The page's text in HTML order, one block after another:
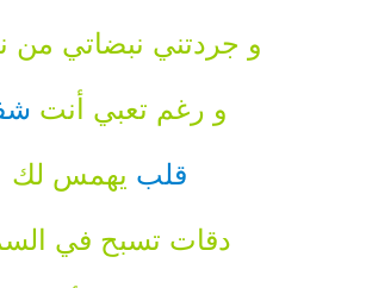
و جردتني نبضاتي من
و رغم تعبي أنت
قلب يهمس لك
دقات تسبح في